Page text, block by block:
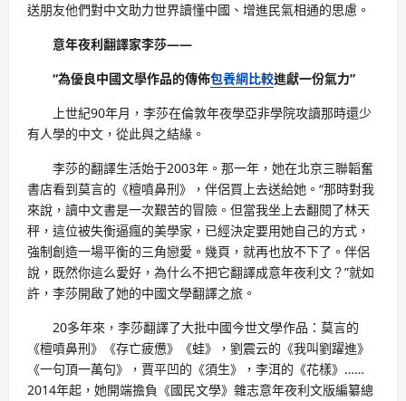
送朋友他們對中文助力世界讀懂中國、增進民氣相通的思慮。
意年夜利翻譯家李莎——
“為優良中國文學作品的傳佈包養網比較進獻一份氣力”
上世紀90年月，李莎在倫敦年夜學亞非學院攻讀那時還少
有人學的中文，從此與之結緣。
李莎的翻譯生活始于2003年。那一年，她在北京三聯韜奮
書店看到莫言的《檀噴鼻刑》，伴侶買上去送給她。“那時對我
來說，讀中文書是一次艱苦的冒險。但當我坐上去翻閱了林天
秤，這位被失衡逼瘋的美學家，已經決定要用她自己的方式，
強制創造一場平衡的三角戀愛。幾頁，就再也放不下了。伴侶
說，既然你這么愛好，為什么不把它翻譯成意年夜利文？”就如
許，李莎開啟了她的中國文學翻譯之旅。
20多年來，李莎翻譯了大批中國今世文學作品：莫言的
《檀噴鼻刑》《存亡疲憊》《蛙》，劉震云的《我叫劉躍進》
《一句頂一萬句》，賈平凹的《須生》，李洱的《花樣》……
2014年起，她開端擔負《國民文學》雜志意年夜利文版編纂總